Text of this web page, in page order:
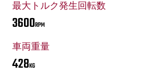
最大トルク発生回転数
3600RPM
車両重量
428KG